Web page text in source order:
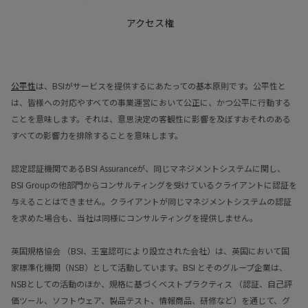
アクセス権
公平性は、BSIがサービスを提供するにあたっての基本原則です。公平性と
は、皆様への対応やすべての事業運営において公正に、かつ公平に行動する
ことを意味します。それは、意思決定の客観性に影響を及ぼすおそれのある
すべての影響力を排除することを意味します。
認定認証機関であるBSI Assuranceが、同じマネジメントシステムに関し、
BSI Groupの他部門からコンサルティングを受けているクライアントに認証を
与えることはできません。クライアントが同じマネジメントシステムの認証
を求めた場合も、当社は同様にコンサルティングを提供しません。
英国規格協会 （BSI、王室認可により設立された会社）は、英国において国
家標準化機関（NSB）として活動しています。BSI とそのグループ企業は、
NSBとしての活動のほか、規格に基づくベストプラクティス （認証、自己評
価ツール、ソフトウェア、製品テスト、情報商品、研修など）を通じて、グ